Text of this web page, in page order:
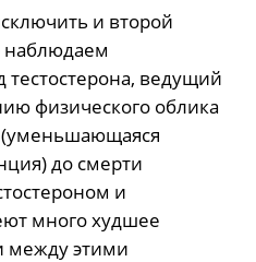
и второй
наблюдаем
тестостерона, ведущий
физического облика
до смерти
и
много худшее
между этими